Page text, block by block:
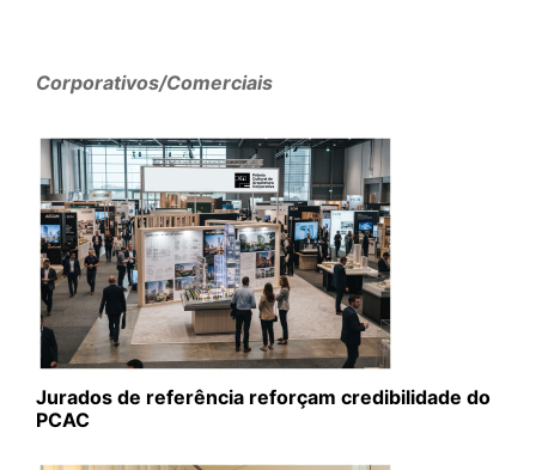
Corporativos/Comerciais
Jurados de referência reforçam credibilidade do
PCAC